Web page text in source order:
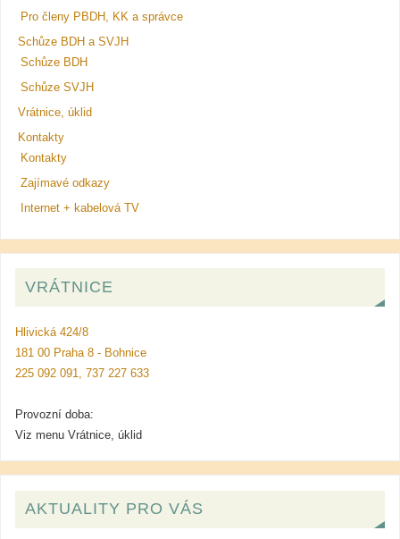
Pro členy PBDH, KK a správce
Schůze BDH a SVJH
Schůze BDH
Schůze SVJH
Vrátnice, úklid
Kontakty
Kontakty
Zajímavé odkazy
Internet + kabelová TV
VRÁTNICE
Hlivická 424/8
181 00 Praha 8 - Bohnice
225 092 091, 737 227 633
Provozní doba:
Viz menu Vrátnice, úklid
AKTUALITY PRO VÁS